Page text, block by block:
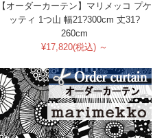
【オーダーカーテン】マリメッコ プケ
ッティ 1つ山 幅21?300cm 丈31?
260cm
¥17,820(税込) ～